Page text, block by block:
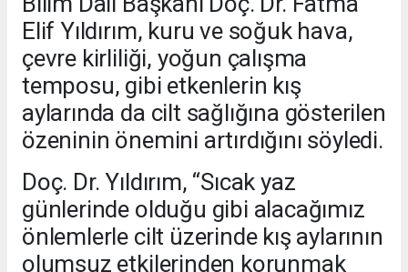
Elif Yıldırım, kuru ve soğuk hava,
çevre kirliliği, yoğun çalışma
temposu, gibi etkenlerin kış
aylarında da cilt sağlığına gösterilen
özeninin önemini artırdığını söyledi.
Doç. Dr. Yıldırım, “Sıcak yaz
günlerinde olduğu gibi alacağımız
önlemlerle cilt üzerinde kış aylarının
olumsuz etkilerinden korunmak